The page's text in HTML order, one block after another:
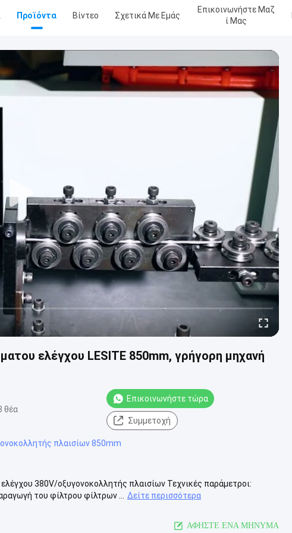
Προϊόντα Βίντεο Σχετικά Με Εμάς
Επικοινωνήστε Μαζ
Ί Μας
ελέγχου LESITE 850mm, γρήγορη μηχανή
θέα
Επικοινωνήστε τώρα
Συμμετοχή
πλαισίων 850mm
380V/οξυγονοκολλητής πλαισίων Τεχνικές παράμετροι:
του φίλτρου φίλτρων ...
Δείτε περισσότερα
ΑΦΗΣΤΕ ΕΝΑ ΜΗΝΥΜΑ